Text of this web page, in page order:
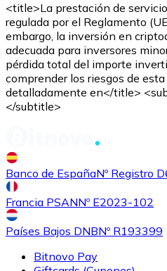
Comprar
SHIB
<title>La prestación de
regulada por el Reglamento
embargo, la inversión en
adecuada para inversores
pérdida total del importe
comprender los riesgos de
detalladamente en</title>
</subtitle>
Banco de EspañaNº Registro
Francia PSANNº E2023-102
Países Bajos DNBNº R193399
Bitnovo Pay